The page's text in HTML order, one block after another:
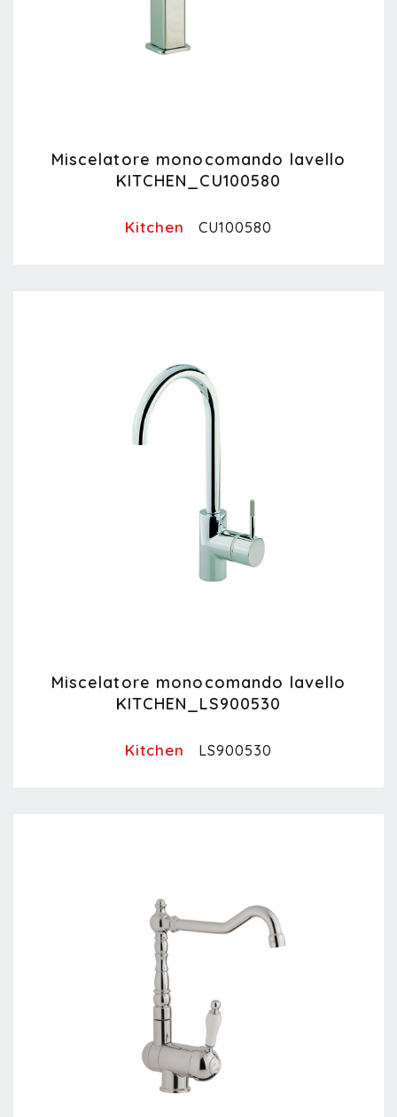
Miscelatore monocomando lavello
KITCHEN_CU100580
Kitchen CU100580
Miscelatore monocomando lavello
KITCHEN_LS900530
Kitchen LS900530